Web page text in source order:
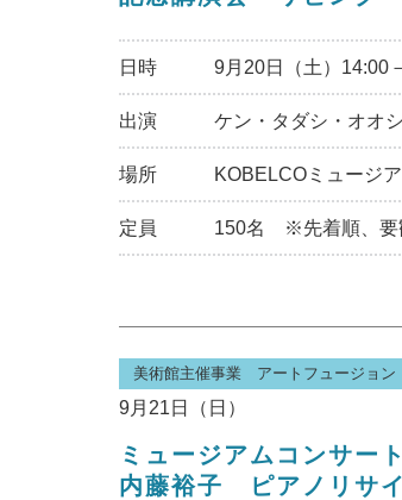
日時 9月20日（土）14:00
出演 ケン・タダシ・オオ
場所 KOBELCOミュージ
定員 150名 ※先着順、要
美術館主催事業 アートフュージョン
9月21日（日）
ミュージアムコンサー
内藤裕子 ピアノリサ